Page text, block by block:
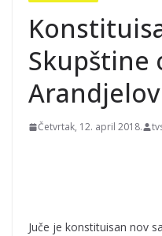
Skupštine
Četvrtak, 12. april 2018.
Juče je konstituisan nov